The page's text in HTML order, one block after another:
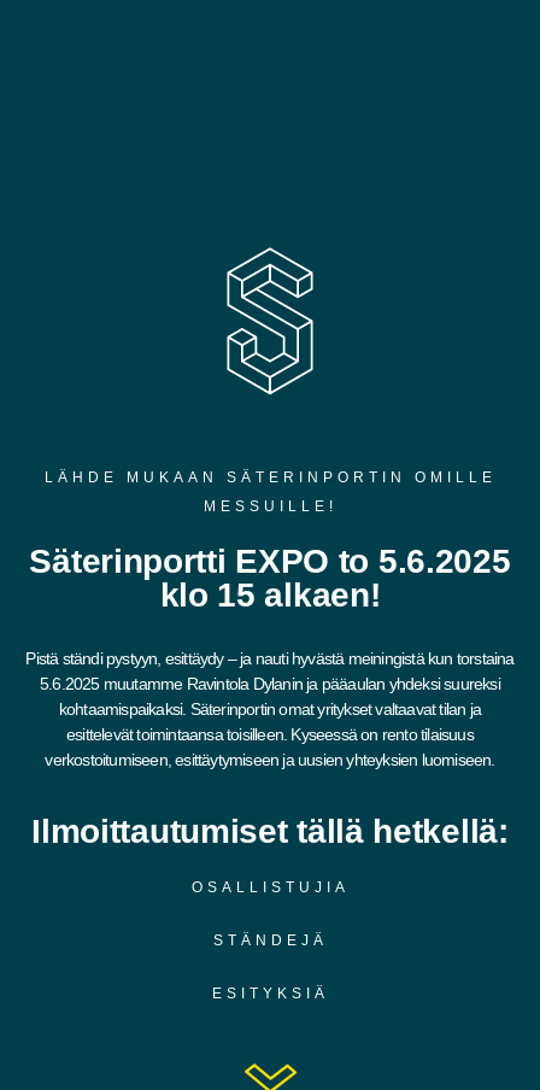
LÄHDE MUKAAN SÄTERINPORTIN OMILLE
MESSUILLE!
Säterinportti EXPO to 5.6.2025
klo 15 alkaen!
Pistä ständi pystyyn, esittäydy – ja nauti hyvästä meiningistä kun torstaina
5.6.2025 muutamme Ravintola Dylanin ja pääaulan yhdeksi suureksi
kohtaamispaikaksi. Säterinportin omat yritykset valtaavat tilan ja
esittelevät toimintaansa toisilleen. Kyseessä on rento tilaisuus
verkostoitumiseen, esittäytymiseen ja uusien yhteyksien luomiseen.
Ilmoittautumiset tällä hetkellä:
OSALLISTUJIA
STÄNDEJÄ
ESITYKSIÄ